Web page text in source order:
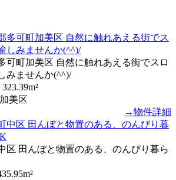
可町加美区 自然に触れあえる街でスロ
みませんか(^^)/
323.39m²
美区
→物件詳細
区 田んぼと物置のある、のんびり暮ら